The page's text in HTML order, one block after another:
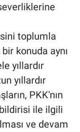
toplumla
konuda aynı
yıllardır
yıllardır
PKK'nın
ile ilgili
ve devam